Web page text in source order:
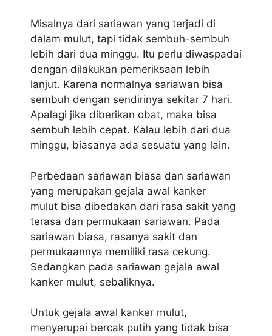
Misalnya dari sariawan yang terjadi di
dalam mulut, tapi tidak sembuh-sembuh
lebih dari dua minggu. Itu perlu diwaspadai
dengan dilakukan pemeriksaan lebih
lanjut. Karena normalnya sariawan bisa
sembuh dengan sendirinya sekitar 7 hari.
Apalagi jika diberikan obat, maka bisa
sembuh lebih cepat. Kalau lebih dari dua
minggu, biasanya ada sesuatu yang lain.
Perbedaan sariawan biasa dan sariawan
yang merupakan gejala awal kanker
mulut bisa dibedakan dari rasa sakit yang
terasa dan permukaan sariawan. Pada
sariawan biasa, rasanya sakit dan
permukaannya memiliki rasa cekung.
Sedangkan pada sariawan gejala awal
kanker mulut, sebaliknya.
Untuk gejala awal kanker mulut,
menyerupai bercak putih yang tidak bisa